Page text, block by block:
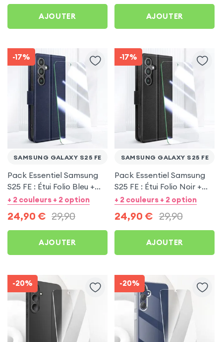
AJOUTER AJOUTER
-17%
SAMSUNG GALAXY S25 FE
Pack Essentiel Samsung
S25 FE : Étui Folio Bleu +
Protection écran
+ 2 couleurs + 2 option
24,90 € 29,90
AJOUTER
-17%
SAMSUNG GALAXY S25 FE
Pack Essentiel Samsung
S25 FE : Étui Folio Noir +
Protection écran
+ 2 couleurs + 2 option
24,90 € 29,90
AJOUTER
-20% -20%